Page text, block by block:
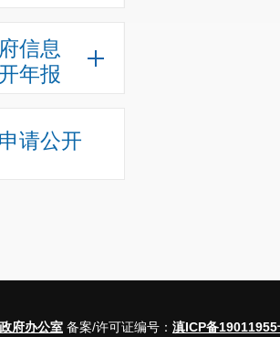
信息
年报
请公开
府办公室 备案/许可证编号： 滇ICP备